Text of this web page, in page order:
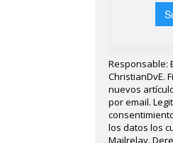
Responsable:
ChristianDvE.
nuevos
por email.
los datos los
Mailrelay.